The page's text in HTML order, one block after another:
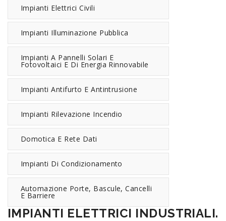
Impianti Elettrici Civili
Impianti Illuminazione Pubblica
Impianti A Pannelli Solari E
Fotovoltaici E Di Energia Rinnovabile
Impianti Antifurto E Antintrusione
Impianti Rilevazione Incendio
Domotica E Rete Dati
Impianti Di Condizionamento
Automazione Porte, Bascule, Cancelli
E Barriere
IMPIANTI ELETTRICI INDUSTRIALI.